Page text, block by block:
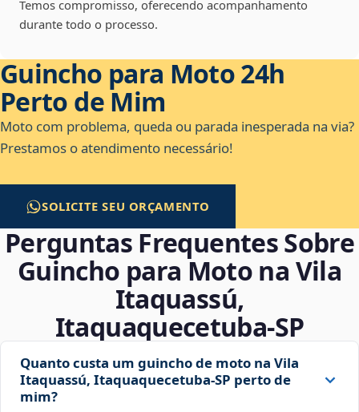
Temos compromisso, oferecendo acompanhamento
durante todo o processo.
Guincho para Moto 24h
Perto de Mim
Moto com problema, queda ou parada inesperada na via?
Prestamos o atendimento necessário!
SOLICITE SEU ORÇAMENTO
Perguntas Frequentes Sobre
Guincho para Moto na Vila
Itaquassú,
Itaquaquecetuba‑SP
Quanto custa um guincho de moto na Vila
Itaquassú, Itaquaquecetuba‑SP perto de
mim?